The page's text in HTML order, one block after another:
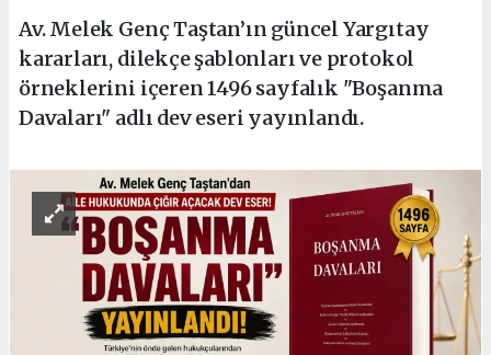
Av. Melek Genç Taştan’ın güncel Yargıtay
kararları, dilekçe şablonları ve protokol
örneklerini içeren 1496 sayfalık "Boşanma
Davaları" adlı dev eseri yayınlandı.